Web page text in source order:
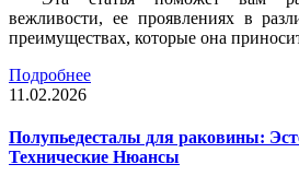
вежливости, ее проявлениях в
преимуществах, которые она
Подробнее
11.02.2026
Полупьедесталы для раковины:
Технические Нюансы